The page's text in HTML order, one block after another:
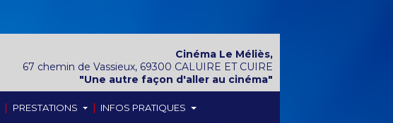
| PRESTATIONS | INFOS PRATIQUES
Cinéma Le Méliès,
67 chemin de Vassieux, 69300 CALUIRE ET CUIRE
"Une autre façon d'aller au cinéma"